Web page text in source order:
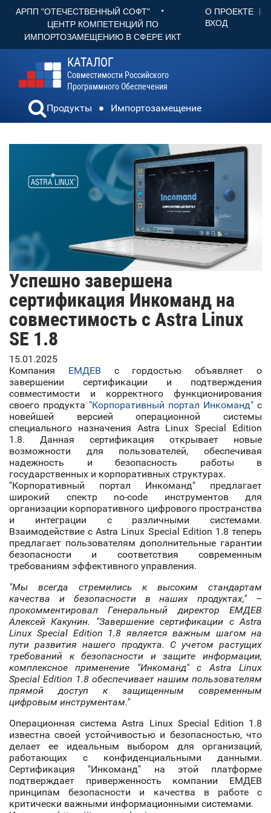
АРПП "ОТЕЧЕСТВЕННЫЙ СОФТ" •
ЦЕНТР КОМПЕТЕНЦИЙ ПО
ИМПОРТОЗАМЕЩЕНИЮ В СФЕРЕ ИКТ
О ПРОЕКТЕ
ВХОД
КАТАЛОГ
Совместимости Российского
Программного Обеспечения
Продукты Импортозамещение
Успешно завершена
сертификация Инкоманд на
совместимость с Astra Linux
SE 1.8
15.01.2025
Компания ЕМДЕВ с гордостью объявляет о
завершении сертификации и подтверждения
совместимости и корректного функционирования
своего продукта "Корпоративный портал Инкоманд" с
новейшей версией операционной системы
специального назначения Astra Linux Special Edition
1.8. Данная сертификация открывает новые
возможности для пользователей, обеспечивая
надежность и безопасность работы в
государственных и корпоративных структурах.
"Корпоративный портал Инкоманд" предлагает
широкий спектр no-code инструментов для
организации корпоративного цифрового пространства
и интеграции с различными системами.
Взаимодействие с Astra Linux Special Edition 1.8 теперь
предлагает пользователям дополнительные гарантии
безопасности и соответствия современным
требованиям эффективного управления.
"Мы всегда стремились к высоким стандартам
качества и безопасности в наших продуктах," –
прокомментировал Генеральный директор ЕМДЕВ
Алексей Какунин. "Завершение сертификации с Astra
Linux Special Edition 1.8 является важным шагом на
пути развития нашего продукта. С учетом растущих
требований к безопасности и защите информации,
комплексное применение "Инкоманд" с Astra Linux
Special Edition 1.8 обеспечивает нашим пользователям
прямой доступ к защищенным современным
цифровым инструментам."
Операционная система Astra Linux Special Edition 1.8
известна своей устойчивостью и безопасностью, что
делает ее идеальным выбором для организаций,
работающих с конфиденциальными данными.
Сертификация "Инкоманд" на этой платформе
подтверждает приверженность компании ЕМДЕВ
принципам безопасности и качества в работе с
критически важными информационными системами.